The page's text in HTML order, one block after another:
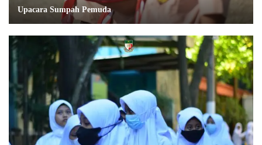
Upacara Sumpah Pemuda